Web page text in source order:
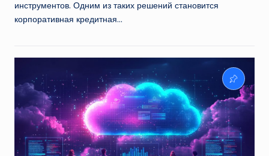
инструментов. Одним из таких решений становится
корпоративная кредитная…